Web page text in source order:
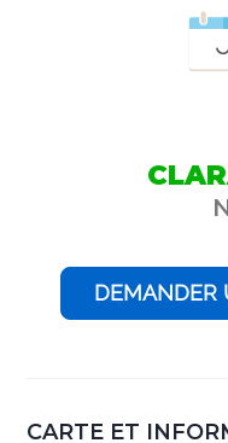
DEMANDER
CARTE ET